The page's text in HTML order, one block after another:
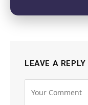
LEAVE A REPLY